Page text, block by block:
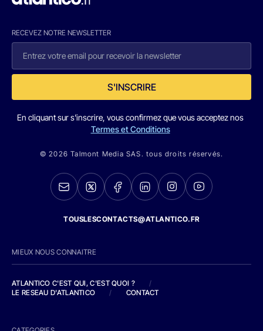
RECEVEZ NOTRE NEWSLETTER
S'INSCRIRE
En cliquant sur s'inscrire, vous confirmez que vous acceptez nos
Termes et Conditions
© 2026 Talmont Media SAS. tous droits réservés.
TOUSLESCONTACTS@ATLANTICO.FR
MIEUX NOUS CONNAITRE
ATLANTICO C'EST QUI, C'EST QUOI ?
/
LE RESEAU D'ATLANTICO
/ CONTACT